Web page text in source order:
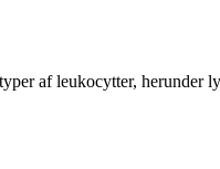
af leukocytter, herunder